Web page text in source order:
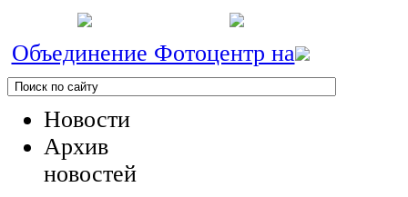
Объединение Фотоцентр на
Новости
Архив
новостей